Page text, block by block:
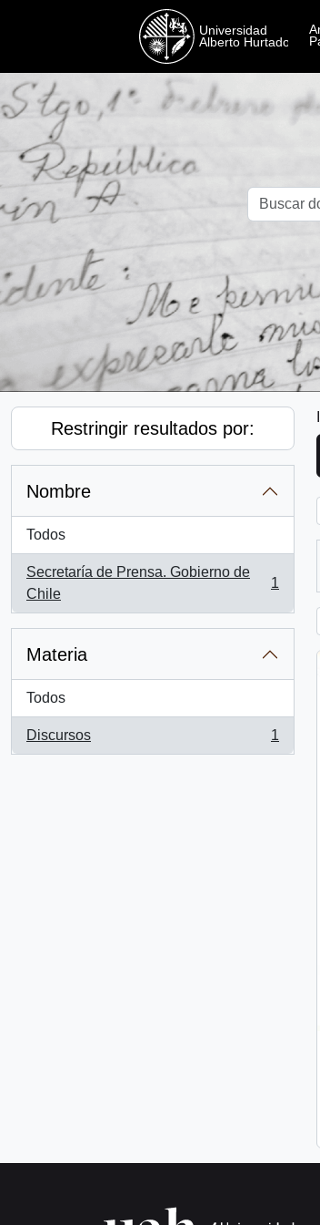
Restringir resultados por:
Nombre
Todos
Secretaría de Prensa. Gobierno de
Chile
, 1 resultados
1
Materia
Todos
Discursos
, 1 resultados
1